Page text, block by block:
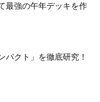
最強の午年デッキを作
パクト」を徹底研究！